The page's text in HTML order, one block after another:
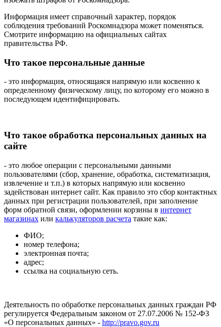
Информация имеет справочный характер, порядок
соблюдения требований Роскомнадзора может поменяться.
Смотрите информацию на официальных сайтах
правительства РФ.
Что такое персональные данные
- это информация, относящаяся напрямую или косвенно к
определенному физическому лицу, по которому его можно в
последующем идентифицировать.
Что такое обработка персональных данных на
сайте
- это любое операции с персональными данными
пользователями (сбор, хранение, обработка, систематизация,
извлечение и т.п.) в которых напрямую или косвенно
задействован интернет сайт. Как правило это сбор контактных
данных при регистрации пользователей, при заполнение
форм обратной связи, оформлении корзины в интернет
магазинах или калькуляторов расчета такие как:
ФИО;
номер телефона;
электронная почта;
адрес;
ссылка на социальную сеть.
Деятельность по обработке персональных данных граждан РФ
регулируется Федеральным законом от 27.07.2006 № 152-ФЗ
«О персональных данных» - http://pravo.gov.ru